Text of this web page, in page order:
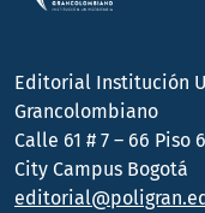
Editorial Institución
Grancolombiano
Calle 61 # 7 – 66 Piso 6
City Campus Bogotá